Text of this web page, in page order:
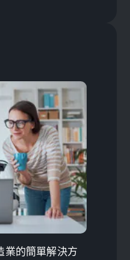
業的簡單解決方